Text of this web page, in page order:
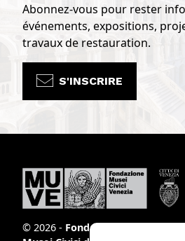
Abonnez-vous pour rester
événements, expositions,
travaux de restauration.
S'INSCRIRE
© 2026 - Fondazione